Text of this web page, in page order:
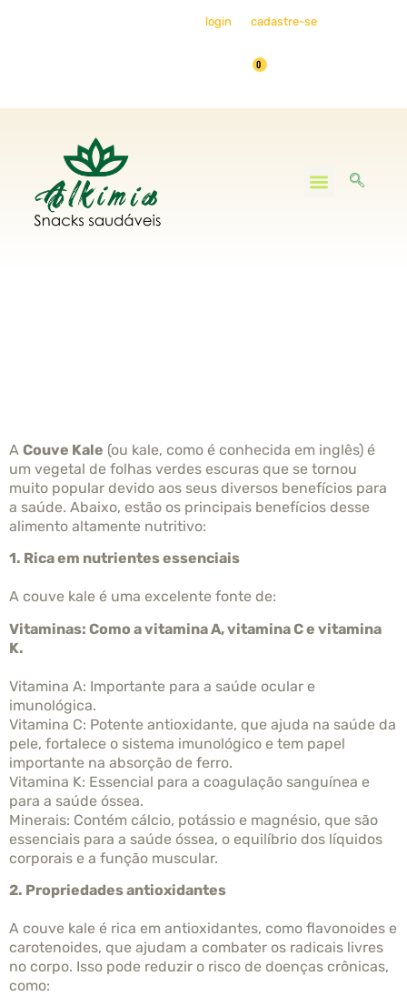
login cadastre-se
0
A Couve Kale (ou kale, como é conhecida em inglês) é
um vegetal de folhas verdes escuras que se tornou
muito popular devido aos seus diversos benefícios para
a saúde. Abaixo, estão os principais benefícios desse
alimento altamente nutritivo:
1. Rica em nutrientes essenciais
A couve kale é uma excelente fonte de:
Vitaminas: Como a vitamina A, vitamina C e vitamina
K.
Vitamina A: Importante para a saúde ocular e
imunológica.
Vitamina C: Potente antioxidante, que ajuda na saúde da
pele, fortalece o sistema imunológico e tem papel
importante na absorção de ferro.
Vitamina K: Essencial para a coagulação sanguínea e
para a saúde óssea.
Minerais: Contém cálcio, potássio e magnésio, que são
essenciais para a saúde óssea, o equilíbrio dos líquidos
corporais e a função muscular.
2. Propriedades antioxidantes
A couve kale é rica em antioxidantes, como flavonoides e
carotenoides, que ajudam a combater os radicais livres
no corpo. Isso pode reduzir o risco de doenças crônicas,
como: